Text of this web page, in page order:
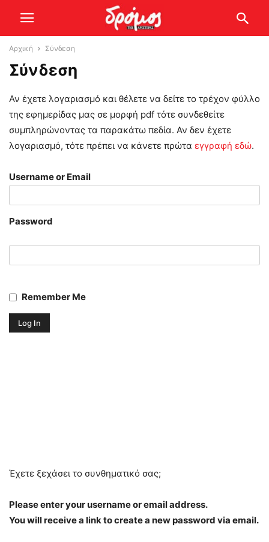
Αρχική Σύνδεση
Σύνδεση
Αν έχετε λογαριασμό και θέλετε να δείτε το τρέχον φύλλο
της εφημερίδας μας σε μορφή pdf τότε συνδεθείτε
συμπληρώνοντας τα παρακάτω πεδία. Αν δεν έχετε
λογαριασμό, τότε πρέπει να κάνετε πρώτα εγγραφή εδώ.
Username or Email
Password
Remember Me
Έχετε ξεχάσει το συνθηματικό σας;
Please enter your username or email address.
You will receive a link to create a new password via email.